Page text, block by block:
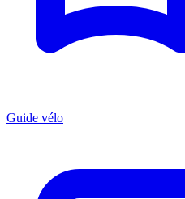
Guide vélo